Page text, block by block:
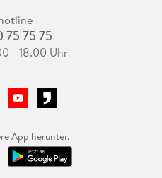
75 75 75
- 18.00 Uhr
App herunter.